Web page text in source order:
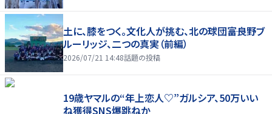
土に、膝をつく。文化人が挑む、北の球団――富良野ブ
ルーリッジ、二つの真実（前編）
2026/07/21 14:48話題の投稿
19歳ヤマルの“年上恋人♡”ガルシア、50万いい
ね獲得SNS爆跳ねか